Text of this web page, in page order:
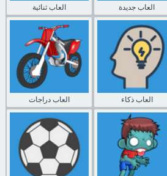
العاب ثنائية العاب جديدة
العاب دراجات العاب ذكاء